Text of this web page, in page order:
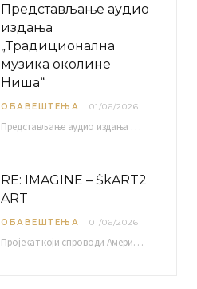
Представљање аудио
издања
„Традиционална
музика околине
Ниша“
ОБАВЕШТЕЊА 01/06/2026
Представљање аудио издања “Традиционална музика околине Ниша” организује се у оквиру пројекта О-10-17 Музичко наслеђе…
RE: IMAGINE – ŠkART2
ART
ОБАВЕШТЕЊА 01/06/2026
Пројекат који спроводи Америчка привредна комора уз подршку компаније Philip Morris International, са циљем повезивања…